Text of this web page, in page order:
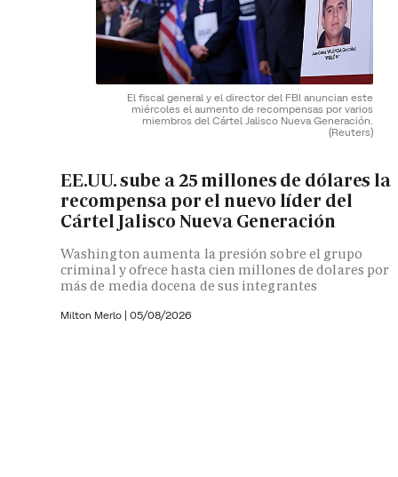
El fiscal general y el director del FBI anuncian este
miércoles el aumento de recompensas por varios
miembros del Cártel Jalisco Nueva Generación.
(Reuters)
EE.UU. sube a 25 millones de dólares la
recompensa por el nuevo líder del
Cártel Jalisco Nueva Generación
Washington aumenta la presión sobre el grupo
criminal y ofrece hasta cien millones de dolares por
más de media docena de sus integrantes
Milton Merlo | 05/08/2026